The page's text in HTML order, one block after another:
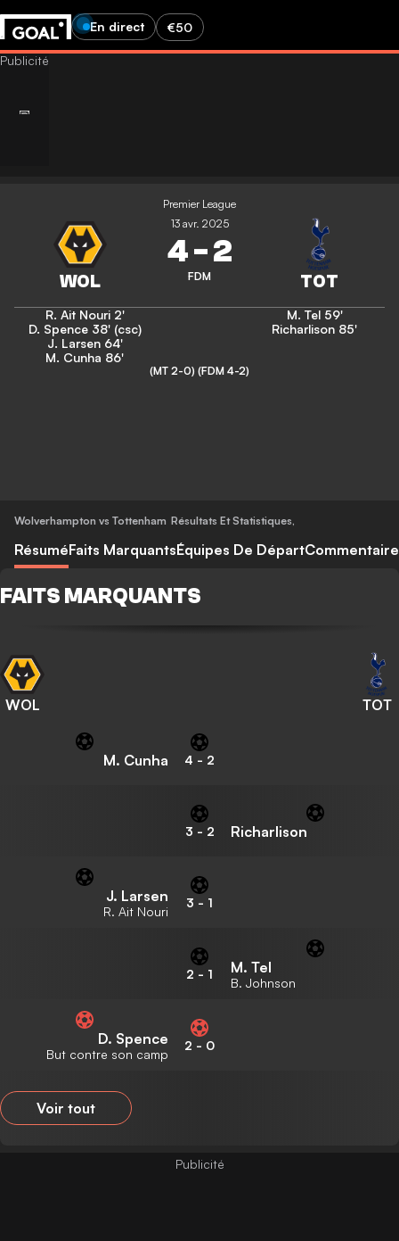
En direct €50
Premier League
13 avr. 2025
4-2
FDM
R. Ait Nouri 2'
D. Spence 38' (csc)
J. Larsen 64'
M. Cunha 86'
M. Tel 59'
Richarlison 85'
(MT 2-0) (FDM 4-2)
Wolverhampton vs Tottenham Résultats Et Statistiques,
RésuméFaits MarquantsÉquipes De DépartCommentaire
FAITS MARQUANTS
WOL TOT
M. Cunha 4 - 2
3 - 2 Richarlison
J. Larsen
R. Ait Nouri
3 - 1
2 - 1 M. Tel
B. Johnson
D. Spence
But contre son camp
2 - 0
Voir tout